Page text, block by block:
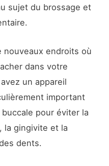
sujet du brossage et
nouveaux endroits où
dans votre
un appareil
important
pour éviter la
la gingivite et la
dents.